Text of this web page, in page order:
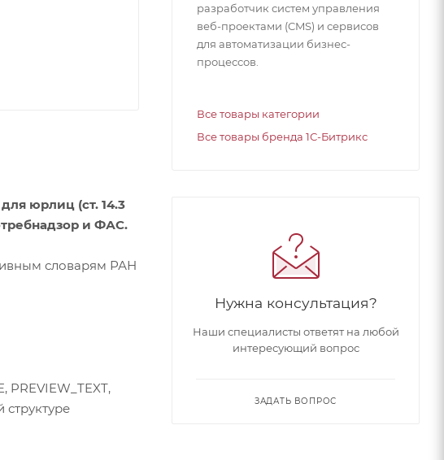
юрлиц (ст. 14.3
и ФАС.
словарям РАН
PREVIEW_TEXT,
разработчик систем управления
веб-проектами (CMS) и сервисов
для автоматизации бизнес-
процессов.
Все товары категории
Все товары бренда 1С-Битрикс
Нужна консультация?
Наши специалисты ответят на любой
интересующий вопрос
ЗАДАТЬ ВОПРОС